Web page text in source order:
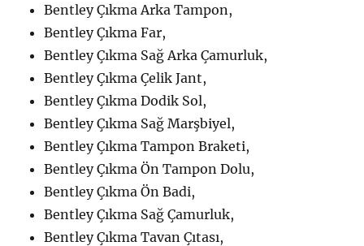
Bentley Çıkma Arka Tampon,
Bentley Çıkma Far,
Bentley Çıkma Sağ Arka Çamurluk,
Bentley Çıkma Çelik Jant,
Bentley Çıkma Dodik Sol,
Bentley Çıkma Sağ Marşbiyel,
Bentley Çıkma Tampon Braketi,
Bentley Çıkma Ön Tampon Dolu,
Bentley Çıkma Ön Badi,
Bentley Çıkma Sağ Çamurluk,
Bentley Çıkma Tavan Çıtası,